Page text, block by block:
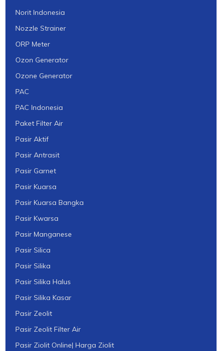
Norit Indonesia
Nozzle Strainer
ORP Meter
Ozon Generator
Ozone Generator
PAC
PAC Indonesia
Paket Filter Air
Pasir Aktif
Pasir Antrasit
Pasir Garnet
Pasir Kuarsa
Pasir Kuarsa Bangka
Pasir Kwarsa
Pasir Manganese
Pasir Silica
Pasir Silika
Pasir Silika Halus
Pasir Silika Kasar
Pasir Zeolit
Pasir Zeolit Filter Air
Pasir Ziolit Online| Harga Ziolit